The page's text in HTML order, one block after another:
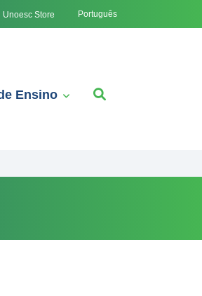
Unoesc Store Português
Ensino